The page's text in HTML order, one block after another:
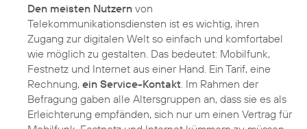
Den meisten Nutzern von
Telekommunikationsdiensten ist es wichtig, ihren
Zugang zur digitalen Welt so einfach und komfortabel
wie möglich zu gestalten. Das bedeutet: Mobilfunk,
Festnetz und Internet aus einer Hand. Ein Tarif, eine
Rechnung, ein Service-Kontakt . Im Rahmen der
Befragung gaben alle Altersgruppen an, dass sie es als
Erleichterung empfänden, sich nur um einen Vertrag für